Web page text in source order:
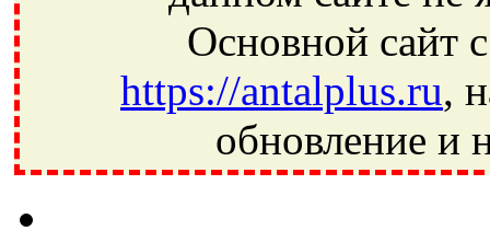
Основной сайт
https://antalplus.ru,
обновление и
Ивантеевка, подшипники, пневматика, метизы, техника,